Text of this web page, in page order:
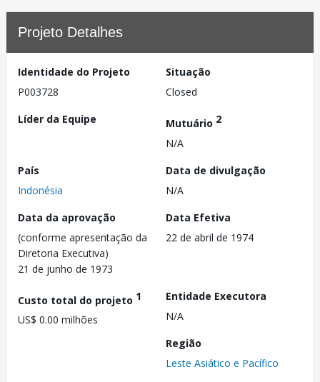
Projeto Detalhes
Identidade do Projeto
P003728
Situação
Closed
Líder da Equipe
Mutuário 2
N/A
País
Indonésia
Data de divulgação
N/A
Data da aprovação
(conforme apresentação da
Diretoria Executiva)
21 de junho de 1973
Data Efetiva
22 de abril de 1974
Custo total do projeto 1
US$ 0.00 milhões
Entidade Executora
N/A
Região
Leste Asiático e Pacífico